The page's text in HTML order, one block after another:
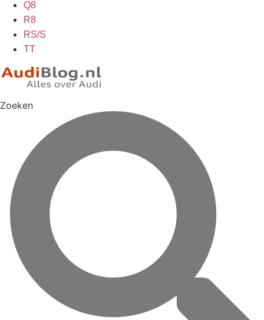
Q8
R8
RS/S
TT
Zoeken